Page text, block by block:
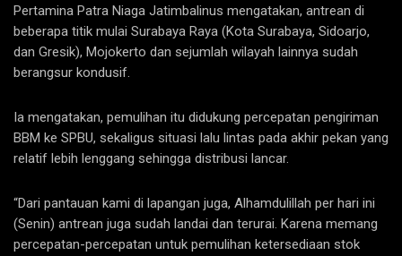
Pertamina Patra Niaga Jatimbalinus mengatakan, antrean di
beberapa titik mulai Surabaya Raya (Kota Surabaya, Sidoarjo,
dan Gresik), Mojokerto dan sejumlah wilayah lainnya sudah
berangsur kondusif.
Ia mengatakan, pemulihan itu didukung percepatan pengiriman
BBM ke SPBU, sekaligus situasi lalu lintas pada akhir pekan yang
relatif lebih lenggang sehingga distribusi lancar.
“Dari pantauan kami di lapangan juga, Alhamdulillah per hari ini
(Senin) antrean juga sudah landai dan terurai. Karena memang
percepatan-percepatan untuk pemulihan ketersediaan stok